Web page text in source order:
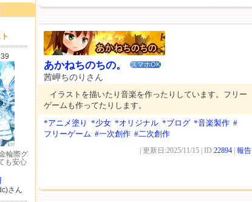
あかねちのちの。 スマホOK
茜岬ちのりさん
イラストを描いたり音楽を作ったりしています。フリー
ゲームも作ってたりします。
*アニメ塗り *少女 *オリジナル *ブログ *音楽製作 #
フリーゲーム #一次創作 #二次創作
| 更新日:2025/11/15 | ID:22894 報告